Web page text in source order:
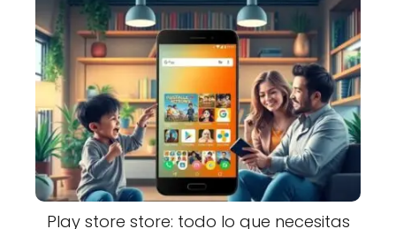
Play store store: todo lo que necesitas